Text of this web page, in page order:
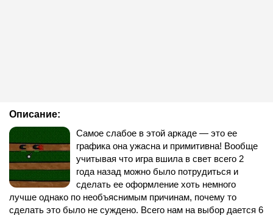
Описание:
Самое слабое в этой аркаде — это ее
графика она ужасна и примитивна! Вообще
учитывая что игра вшила в свет всего 2
года назад можно было потрудиться и
сделать ее оформление хоть немного
лучше однако по необъяснимым причинам, почему то
сделать это было не суждено. Всего нам на выбор дается 6